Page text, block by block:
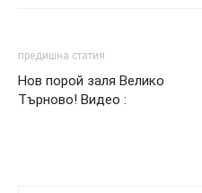
предишна статия
Нов порой заля Велико
Търново! Видео :